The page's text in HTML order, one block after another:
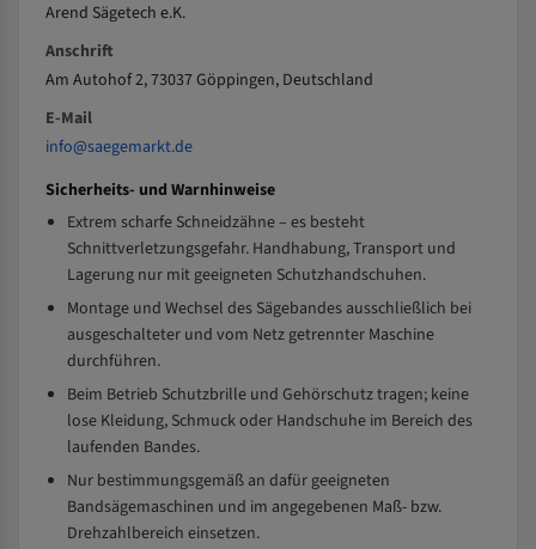
Arend Sägetech e.K.
Anschrift
Am Autohof 2, 73037 Göppingen, Deutschland
E-Mail
info@saegemarkt.de
Sicherheits- und Warnhinweise
Extrem scharfe Schneidzähne – es besteht
Schnittverletzungsgefahr. Handhabung, Transport und
Lagerung nur mit geeigneten Schutzhandschuhen.
Montage und Wechsel des Sägebandes ausschließlich bei
ausgeschalteter und vom Netz getrennter Maschine
durchführen.
Beim Betrieb Schutzbrille und Gehörschutz tragen; keine
lose Kleidung, Schmuck oder Handschuhe im Bereich des
laufenden Bandes.
Nur bestimmungsgemäß an dafür geeigneten
Bandsägemaschinen und im angegebenen Maß- bzw.
Drehzahlbereich einsetzen.